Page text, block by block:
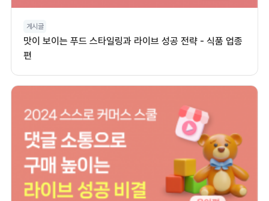
게시글
맛이 보이는 푸드 스타일링과 라이브 성공 전략 - 식품 업종
편